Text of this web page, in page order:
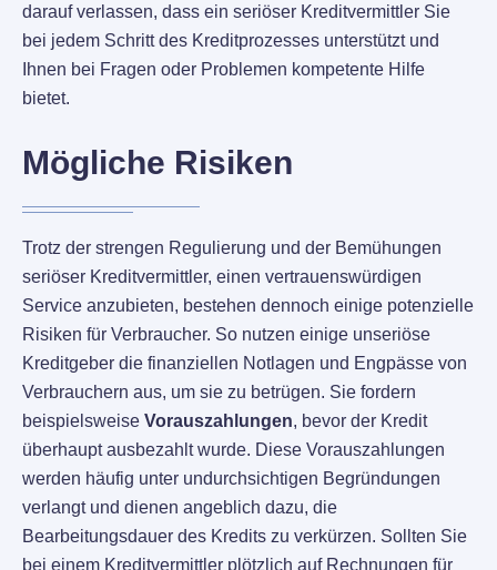
darauf verlassen, dass ein seriöser Kreditvermittler Sie
bei jedem Schritt des Kreditprozesses unterstützt und
Ihnen bei Fragen oder Problemen kompetente Hilfe
bietet.
Mögliche Risiken
Trotz der strengen Regulierung und der Bemühungen
seriöser Kreditvermittler, einen vertrauenswürdigen
Service anzubieten, bestehen dennoch einige potenzielle
Risiken für Verbraucher. So nutzen einige unseriöse
Kreditgeber die finanziellen Notlagen und Engpässe von
Verbrauchern aus, um sie zu betrügen. Sie fordern
beispielsweise Vorauszahlungen, bevor der Kredit
überhaupt ausbezahlt wurde. Diese Vorauszahlungen
werden häufig unter undurchsichtigen Begründungen
verlangt und dienen angeblich dazu, die
Bearbeitungsdauer des Kredits zu verkürzen. Sollten Sie
bei einem Kreditvermittler plötzlich auf Rechnungen für